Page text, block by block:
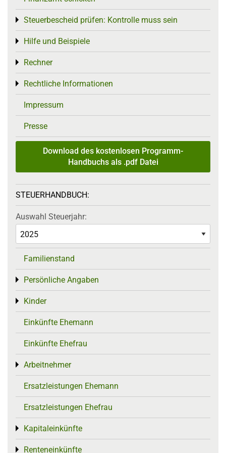
Steuerbescheid prüfen: Kontrolle muss sein
Toggle menu
Hilfe und Beispiele
Toggle menu
Rechner
Toggle menu
Rechtliche Informationen
Toggle menu
Impressum
Presse
Download des kostenlosen Programm-
Handbuchs als .pdf Datei
STEUERHANDBUCH:
Auswahl Steuerjahr:
Familienstand
Persönliche Angaben
Toggle menu
Kinder
Toggle menu
Einkünfte Ehemann
Einkünfte Ehefrau
Arbeitnehmer
Toggle menu
Ersatzleistungen Ehemann
Ersatzleistungen Ehefrau
Kapitaleinkünfte
Toggle menu
Renteneinkünfte
Toggle menu